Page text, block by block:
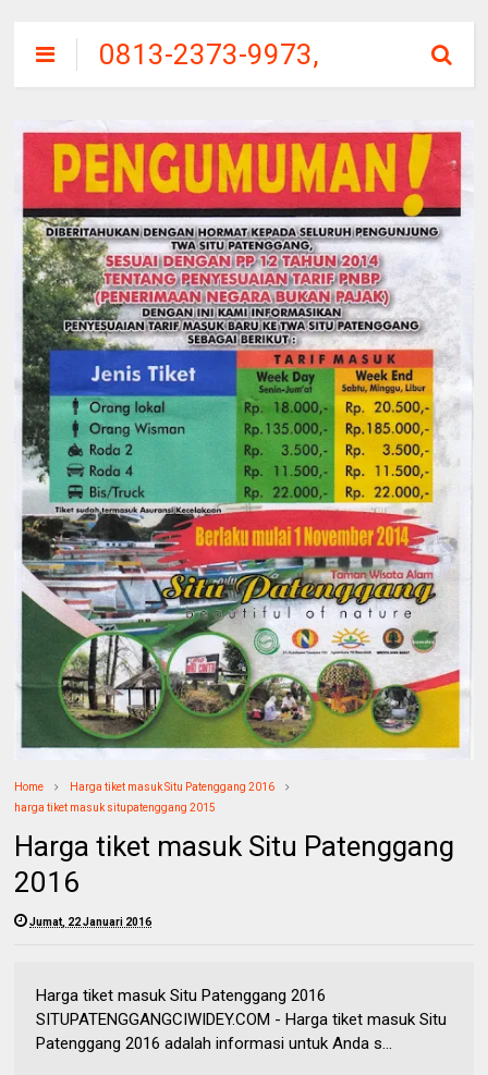
0813-2373-9973,
SITU
PATENGGANG
CIWIDEY, HARGA
TIKET MASUK
Home
Harga tiket masuk Situ Patenggang 2016
harga tiket masuk situpatenggang 2015
Harga tiket masuk Situ Patenggang
2016
Jumat, 22 Januari 2016
Harga tiket masuk Situ Patenggang 2016
SITUPATENGGANGCIWIDEY.COM - Harga tiket masuk Situ
Patenggang 2016 adalah informasi untuk Anda s...